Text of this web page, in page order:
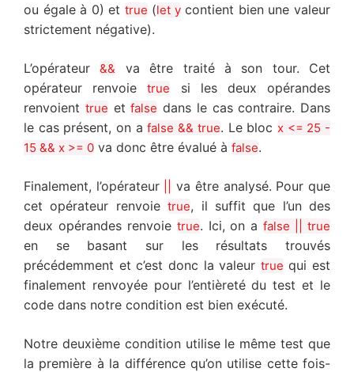
ou égale à 0) et true (let ycontient bien une valeur
strictement négative).
L’opérateur&& va être traité à son tour. Cet
opérateur renvoietrue si les deux opérandes
renvoient true etfalse dans le cas contraire. Dans
le cas présent, on afalse && true. Le bloc x <= 25 -
15 && x >= 0 va donc être évalué à false.
Finalement, l’opérateur
va être analysé. Pour que
cet opérateur renvoietrue, il suffit que l’un des
deux opérandes renvoie true. Ici, on afalse || true
en se basant sur les résultats trouvés
précédemment et c’est donc la valeur true qui est
finalement renvoyée pour l’entièreté du test et le
code dans notre condition est bien exécuté.
Notre deuxième condition utilise le même test que
la première à la différence qu’on utilise cette fois-